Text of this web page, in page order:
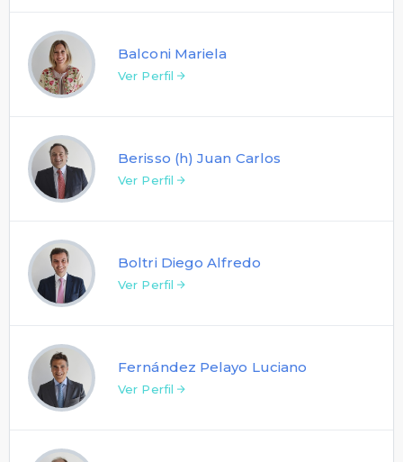
Balconi Mariela
Ver Perfil
Berisso (h) Juan Carlos
Ver Perfil
Boltri Diego Alfredo
Ver Perfil
Fernández Pelayo Luciano
Ver Perfil